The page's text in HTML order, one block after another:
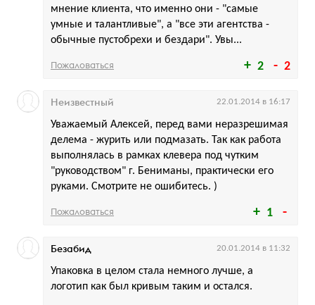
2 2
мнение клиента, что именно они - "самые
умные и талантливые", а "все эти агентства -
обычные пустобрехи и бездари". Увы...
Пожаловаться
1
Уважаемый Алексей, перед вами неразрешимая
делема - журить или подмазать. Так как работа
выполнялась в рамках клевера под чутким
"руководством" г. Бениманы, практически его
руками. Смотрите не ошибитесь. )
Неизвестный 22.01.2014 в 16:17
Пожаловаться
Упаковка в целом стала немного лучше, а
логотип как был кривым таким и остался.
Безабид 20.01.2014 в 11:32